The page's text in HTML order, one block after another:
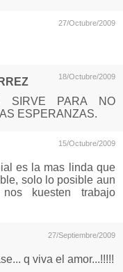
27/Octubre/2009
18/Octubre/2009
SIRVE PARA NO
ESPERANZAS.
15/Octubre/2009
es la mas linda que
solo lo posible aun
kuesten trabajo
27/Septiembre/2009
q viva el amor...!!!!!